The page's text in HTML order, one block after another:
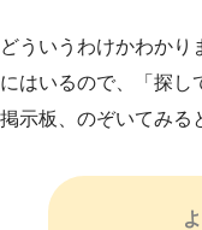
どういうわけかわかり
にはいるので、「探し
掲示板、のぞいてみる